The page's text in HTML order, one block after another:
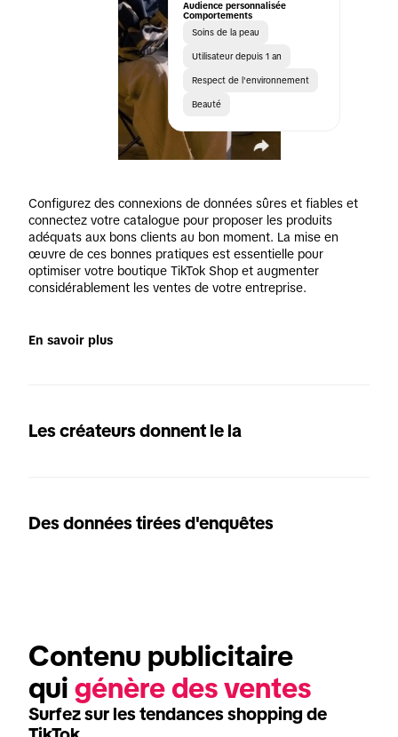
Audience personnalisée
Comportements
Soins de la peau
Utilisateur depuis 1 an
Respect de l'environnement
Beauté
Configurez des connexions de données sûres et fiables et
connectez votre catalogue pour proposer les produits
adéquats aux bons clients au bon moment. La mise en
œuvre de ces bonnes pratiques est essentielle pour
optimiser votre boutique TikTok Shop et augmenter
considérablement les ventes de votre entreprise.
En savoir plus
Les créateurs donnent le la
Des données tirées d'enquêtes
Contenu publicitaire
qui génère des ventes
Surfez sur les tendances shopping de